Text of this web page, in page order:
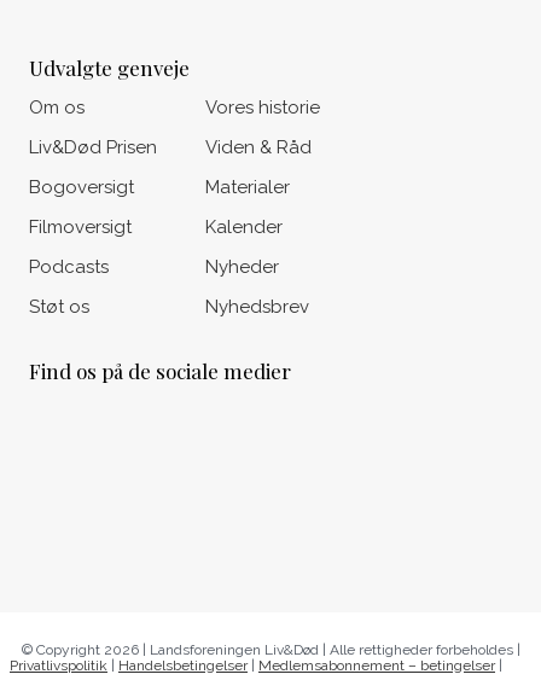
Udvalgte genveje
Om os
Liv&Død Prisen
Bogoversigt
Filmoversigt
Podcasts
Støt os
Vores historie
Viden & Råd
Materialer
Kalender
Nyheder
Nyhedsbrev
Find os på de sociale medier
© Copyright 2026 | Landsforeningen Liv&Død | Alle rettigheder forbeholdes |
Privatlivspolitik
Handelsbetingelser| Medlemsabonnement – betingelser|